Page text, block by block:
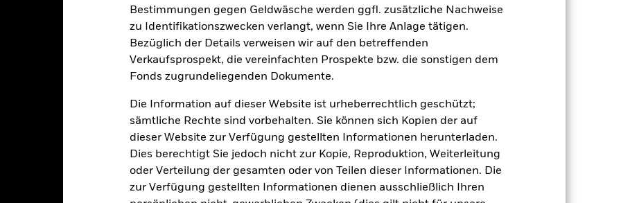
Bestimmungen gegen Geldwäsche werden ggfl. zusätzliche Nachweise
zu Identifikationszwecken verlangt, wenn Sie Ihre Anlage tätigen.
Bezüglich der Details verweisen wir auf den betreffenden
Verkaufsprospekt, die vereinfachten Prospekte bzw. die sonstigen dem
Fonds zugrundeliegenden Dokumente.
Die Information auf dieser Website ist urheberrechtlich geschützt;
sämtliche Rechte sind vorbehalten. Sie können sich Kopien der auf
dieser Website zur Verfügung gestellten Informationen herunterladen.
Dies berechtigt Sie jedoch nicht zur Kopie, Reproduktion, Weiterleitung
oder Verteilung der gesamten oder von Teilen dieser Informationen. Die
zur Verfügung gestellten Informationen dienen ausschließlich Ihren
aufgeführten Zahlen beziehen sich auf die Wertentwicklung in der Vergangenheit.
Vergangenheit ist kein verlässlicher Indikator für die künftige Wertentwicklung. Die Märkte könnten sich in
Zukunft vollkommen anders entwickeln. Dies kann Ihnen helfen zu beurteilen, wie der Fonds in der
verwaltet wurde.
Wertentwicklung wird auf der Grundlage eines Nettoinventarwerts (NIW) mit reinvestiertem Bruttoertrag
falls Sie in einer anderen Währung als derjenigen investieren, in der die Wertentwicklung in der
berechnet wurde.Quelle:Blackrock
Wesentliche Risiken